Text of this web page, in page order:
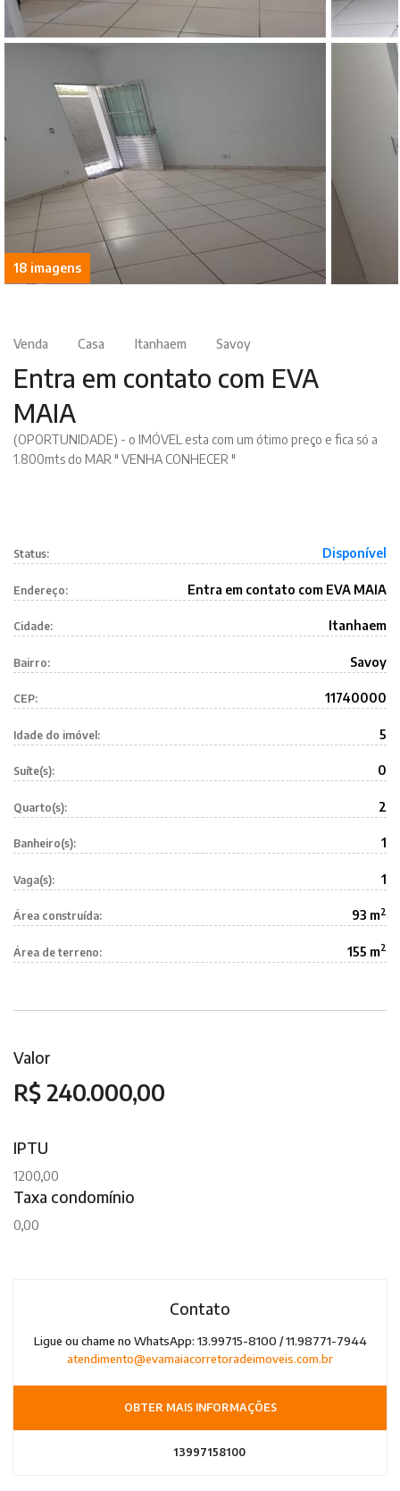
18 imagens
Venda Casa Itanhaem Savoy
Entra em contato com EVA
MAIA
(OPORTUNIDADE) - o IMÓVEL esta com um ótimo preço e fica só a
1.800mts do MAR " VENHA CONHECER "
Status: Disponível
Endereço: Entra em contato com EVA MAIA
Cidade: Itanhaem
Bairro: Savoy
CEP: 11740000
Idade do imóvel: 5
Suíte(s): 0
Quarto(s): 2
Banheiro(s): 1
Vaga(s): 1
Área construída: 93 m2
Área de terreno: 155 m2
Valor
R$ 240.000,00
IPTU
1200,00
Taxa condomínio
0,00
Contato
Ligue ou chame no WhatsApp: 13.99715-8100 / 11.98771-7944
atendimento@evamaiacorretoradeimoveis.com.br
OBTER MAIS INFORMAÇÕES
13997158100